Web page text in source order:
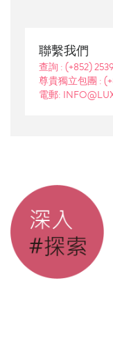
聯繫我們
查詢 : (+852)
尊貴獨立包團 :
電郵: